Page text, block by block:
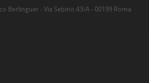
Berlinguer - Via Sebino 43/A - 00199 Roma